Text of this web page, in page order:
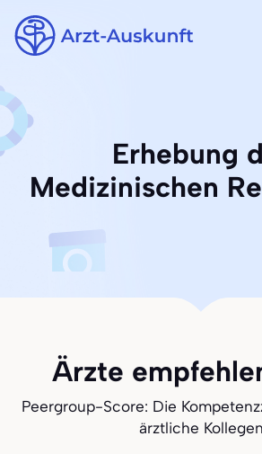
Erhebung
Medizinischen
Ärzte
Peergroup-Score: Die
ärztliche Kollegen